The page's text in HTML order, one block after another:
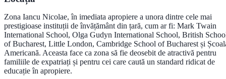
Zona Iancu Nicolae, în imediata apropiere a unora dintre cele mai
prestigioase instituții de învățământ din țară, cum ar fi: Mark Twain
International School, Olga Gudyn International School, British
of Bucharest, Little London, Cambridge School of Bucharest și
Americană. Aceasta face ca zona să fie deosebit de atractivă pentru
familiile de expatriați și pentru cei care caută un standard ridicat de
educație în apropiere.